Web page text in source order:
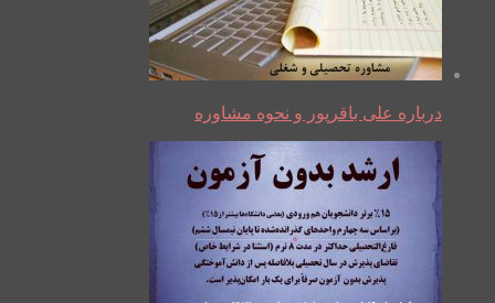
درباره علی باقرپور و نحوه مشاوره